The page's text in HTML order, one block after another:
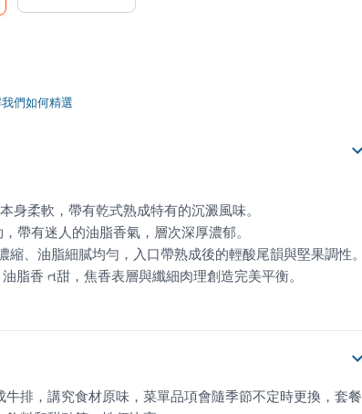
我們如何精選
脂香 ત甜，焦香表層與纖細肉理創造完美平衡。
排，講究食材原味，菜單品項會隨季節不定時更換，套餐